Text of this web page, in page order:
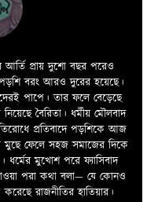
আর্তি প্রায় দুশো বছর পরেও
বরং আরও দুরের হয়েছে।
পাপে। তার ফলে বেড়েছে
বৈরিতা। ধর্মীয় মৌলবাদ
প্রতিবাদে পড়শিকে আজ
মুছে ফেলে সহজ সমাজের দিকে
মুখোশ পরে ফ্যাসিবাদ
পরা কথা বলা—­­ যে কোনও
রাজনীতির হাতিয়ার।